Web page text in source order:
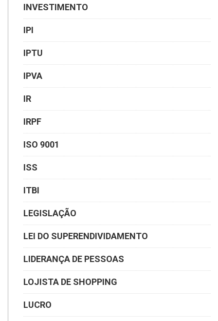
INVESTIMENTO
IPI
IPTU
IPVA
IR
IRPF
ISO 9001
ISS
ITBI
LEGISLAÇÃO
LEI DO SUPERENDIVIDAMENTO
LIDERANÇA DE PESSOAS
LOJISTA DE SHOPPING
LUCRO